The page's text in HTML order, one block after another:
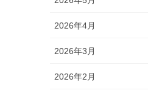
2026年4月
2026年3月
2026年2月